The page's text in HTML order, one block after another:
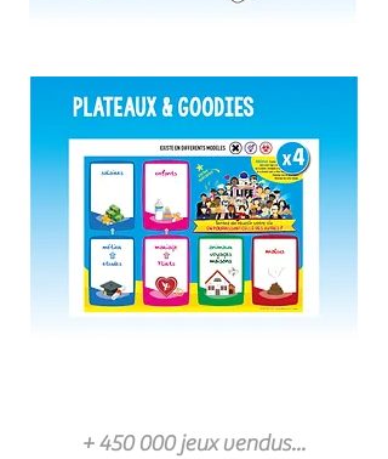
+ 450 000 jeux vendus...